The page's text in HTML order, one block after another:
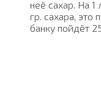
неё сахар. На
гр. сахара, это
банку пойдёт